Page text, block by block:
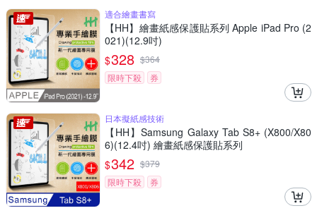
適合繪畫書寫
【HH】繪畫紙感保護貼系列 Apple iPad Pro (2
021)(12.9吋)
$328 $364
限時下殺
券
日本擬紙感技術
【HH】Samsung Galaxy Tab S8+ (X800/X80
6)(12.4吋) 繪畫紙感保護貼系列
$342 $379
限時下殺
券